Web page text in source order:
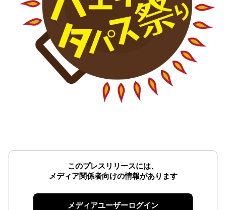
このプレスリリースには、
メディア関係者向けの情報があります
メディアユーザーログイン